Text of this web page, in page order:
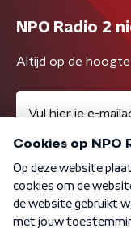
NPO Radio 2
Altijd op de
Algemene